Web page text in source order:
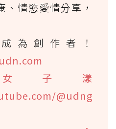
情慾愛情分享，
為創作者！
子漾
@udng